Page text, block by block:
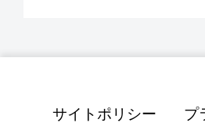
サイトポリシー プ